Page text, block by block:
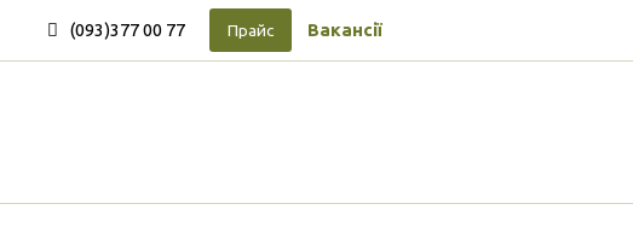
(093)377 00 77 Прайс Вакансії